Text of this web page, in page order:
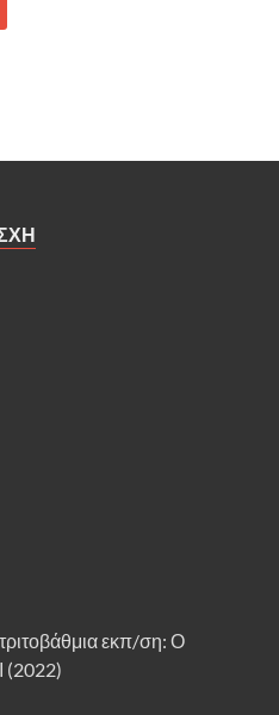
εκπ/ση: Ο
(2022)